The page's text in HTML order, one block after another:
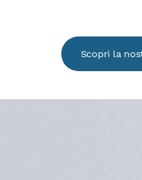
Scopri la